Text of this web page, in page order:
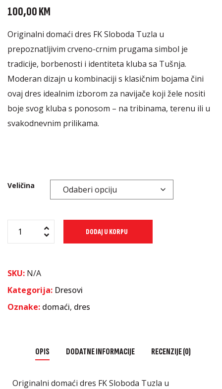
100,00KM
Originalni domaći dres FK Sloboda Tuzla u
prepoznatljivim crveno-crnim prugama simbol je
tradicije, borbenosti i identiteta kluba sa Tušnja.
Moderan dizajn u kombinaciji s klasičnim bojama čini
ovaj dres idealnim izborom za navijače koji žele nositi
boje svog kluba s ponosom – na tribinama, terenu ili u
svakodnevnim prilikama.
Veličina
DODAJ U KORPU
SKU: N/A
Kategorija: Dresovi
Oznake: domaći, dres
OPIS DODATNE INFORMACIJE RECENZIJE (0)
Originalni domaći dres FK Sloboda Tuzla u